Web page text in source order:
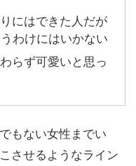
にはできた人だが
わけにはいかない
らず可愛いと思っ
もない女性までい
させるようなライン